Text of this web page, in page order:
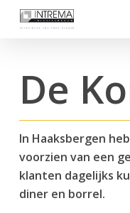
De
In Haaksbergen
voorzien van een
klanten dagelijks
diner en borrel.